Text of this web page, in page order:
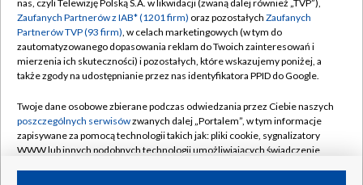
Emisja w TVP
Centrum informacji TVP
Naziemna Telewizja Cyfrowa
Rada Programowa
System NOS
Informacje o nadawcy
Polityka prywatności
Moje zgody
Pomoc
Kontakt
Kanały
nas, czyli Telewizję Polską S.A. w likwidacji (zwaną dalej również „TVP”),
Zaufanych Partnerów z IAB* (1201 firm) oraz pozostałych Zaufanych
Partnerów TVP (93 firm), w celach marketingowych (w tym do
zautomatyzowanego dopasowania reklam do Twoich zainteresowań i
mierzenia ich skuteczności) i pozostałych, które wskazujemy poniżej, a
także zgody na udostępnianie przez nas identyfikatora PPID do Google.
Twoje dane osobowe zbierane podczas odwiedzania przez Ciebie naszych
poszczególnych serwisówzwanych dalej „Portalem”, w tym informacje
zapisywane za pomocą technologii takich jak: pliki cookie, sygnalizatory
WWW lub innych podobnych technologii umożliwiających świadczenie